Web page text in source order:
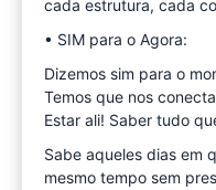
cada estrutura, cada
• SIM para o Agora:
Dizemos sim para o
Temos que nos
Estar ali! Saber tudo
Sabe aqueles dias em
mesmo tempo sem